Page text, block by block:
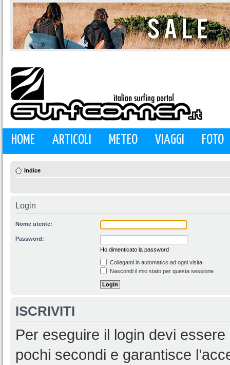
HOME ARTICOLI METEO VIAGGI FOTO
Indice
Login
Nome utente:
Password:
Ho dimenticato la password
Collegami in automatico ad ogni visita
Nascondi il mio stato per questa sessione
ISCRIVITI
Per eseguire il login devi
pochi secondi e garantisce